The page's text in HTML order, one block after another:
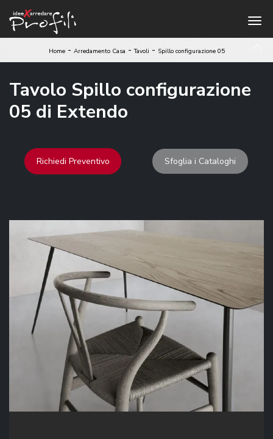
Home- Arredamento Casa -Tavoli - Spillo configurazione 05
Tavolo Spillo configurazione
05 di Extendo
Richiedi Preventivo Sfoglia i Cataloghi